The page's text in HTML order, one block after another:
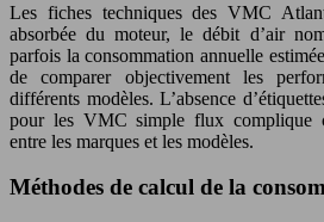
Les fiches techniques des VMC
absorbée du moteur, le débit d’air
parfois la consommation annuelle
de comparer objectivement les
différents modèles. L’absence
pour les VMC simple flux complique
entre les marques et les modèles.
Méthodes de calcul de la